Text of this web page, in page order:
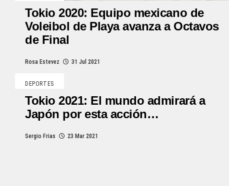
Tokio 2020: Equipo mexicano de
Voleibol de Playa avanza a Octavos
de Final
Rosa Estevez 31 Jul 2021
DEPORTES
Tokio 2021: El mundo admirará a
Japón por esta acción…
Sergio Frias 23 Mar 2021